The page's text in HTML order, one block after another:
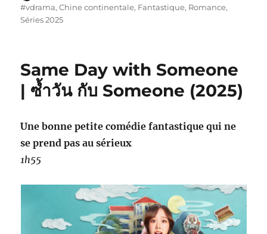
le
#vdrama,Chine continentale, Fantastique, Romance,
Séries 2025
Same Day with Someone
| ซ้ำวัน กับ Someone (2025)
Une bonne petite comédie fantastique qui ne
se prend pas au sérieux
1h55